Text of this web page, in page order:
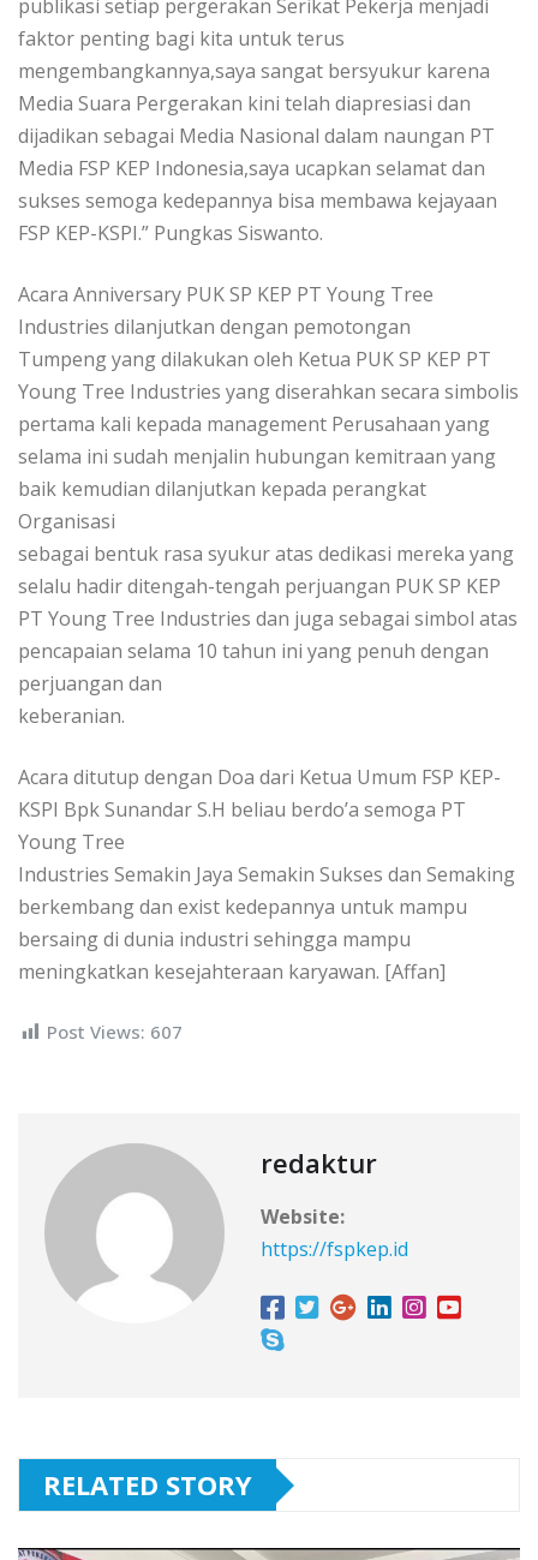
publikasi setiap pergerakan Serikat Pekerja menjadi
faktor penting bagi kita untuk terus
mengembangkannya,saya sangat bersyukur karena
Media Suara Pergerakan kini telah diapresiasi dan
dijadikan sebagai Media Nasional dalam naungan PT
Media FSP KEP Indonesia,saya ucapkan selamat dan
sukses semoga kedepannya bisa membawa kejayaan
FSP KEP-KSPI.” Pungkas Siswanto.
Acara Anniversary PUK SP KEP PT Young Tree
Industries dilanjutkan dengan pemotongan
Tumpeng yang dilakukan oleh Ketua PUK SP KEP PT
Young Tree Industries yang diserahkan secara simbolis
pertama kali kepada management Perusahaan yang
selama ini sudah menjalin hubungan kemitraan yang
baik kemudian dilanjutkan kepada perangkat
Organisasi
sebagai bentuk rasa syukur atas dedikasi mereka yang
selalu hadir ditengah-tengah perjuangan PUK SP KEP
PT Young Tree Industries dan juga sebagai simbol atas
pencapaian selama 10 tahun ini yang penuh dengan
perjuangan dan
keberanian.
Acara ditutup dengan Doa dari Ketua Umum FSP KEP-
KSPI Bpk Sunandar S.H beliau berdo’a semoga PT
Young Tree
Industries Semakin Jaya Semakin Sukses dan Semaking
berkembang dan exist kedepannya untuk mampu
bersaing di dunia industri sehingga mampu
meningkatkan kesejahteraan karyawan. [Affan]
Post Views: 607
redaktur
Website:
https://fspkep.id
RELATED STORY